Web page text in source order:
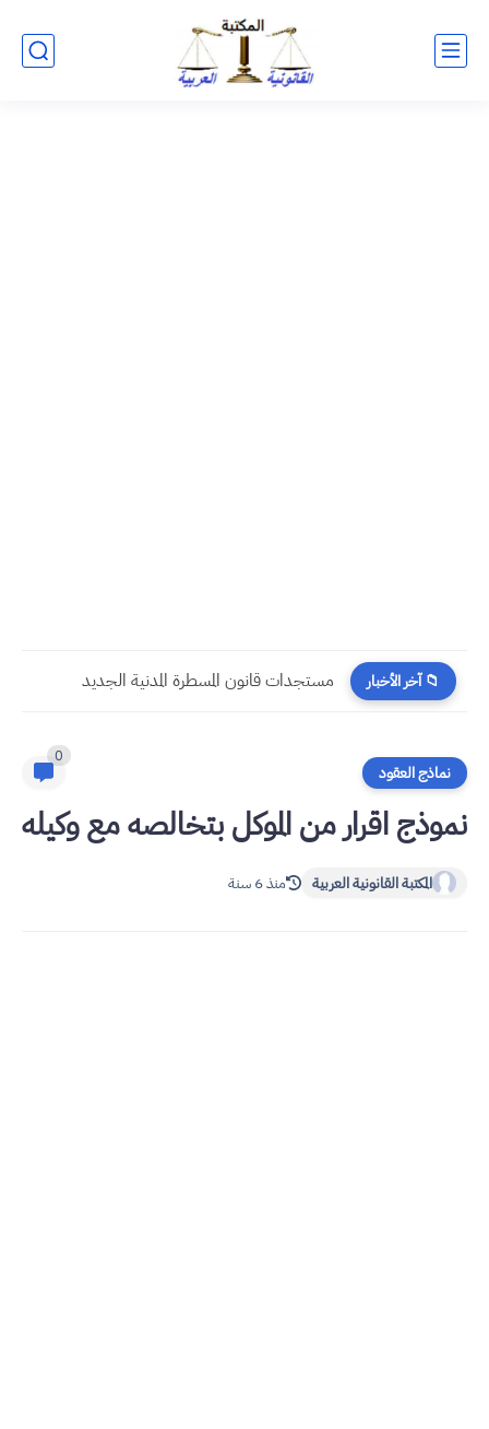
📁 آخر الأخبار مستجدات قانون المسطرة المدنية الجديد
نماذج العقود
0
نموذج اقرار من الموكل بتخالصه مع وكيله
المكتبة القانونية العربية منذ 6 سنة